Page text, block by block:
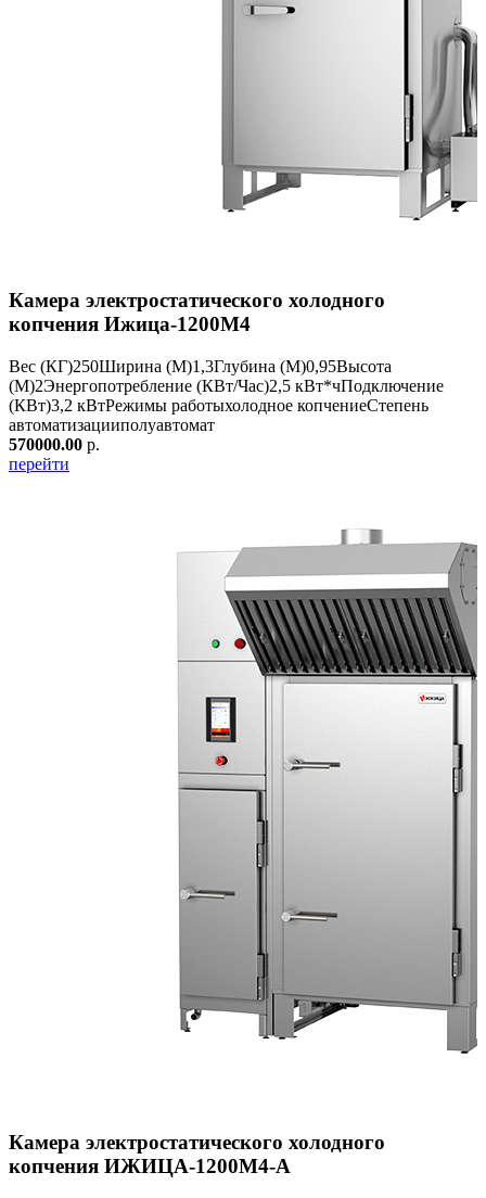
Камера электростатического холодного
копчения Ижица-1200М4
Вес (КГ)250Ширина (М)1,3Глубина (М)0,95Высота
(М)2Энергопотребление (КВт/Час)2,5 кВт*чПодключение
(КВт)3,2 кВтРежимы работыхолодное копчениеСтепень
автоматизацииполуавтомат
570000.00 р.
перейти
Камера электростатического холодного
копчения ИЖИЦА-1200М4-А